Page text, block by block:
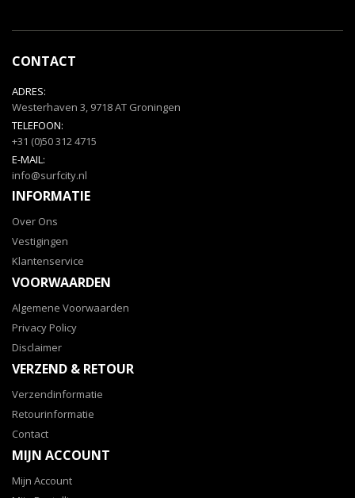
CONTACT
ADRES:
Westerhaven 3, 9718 AT Groningen
TELEFOON:
+31 (0)50 312 4715
E-MAIL:
info@surfcity.nl
INFORMATIE
Over Ons
Vestigingen
Klantenservice
VOORWAARDEN
Algemene Voorwaarden
Privacy Policy
Disclaimer
VERZEND & RETOUR
Verzendinformatie
Retourinformatie
Contact
MIJN ACCOUNT
Mijn Account